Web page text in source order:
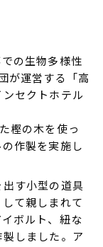
の生物多様性
が運営する「高
セクトホテル
樫の木を使っ
作製を実施し
す小型の道具
て親しまれて
ボルト、紐な
しました。ア